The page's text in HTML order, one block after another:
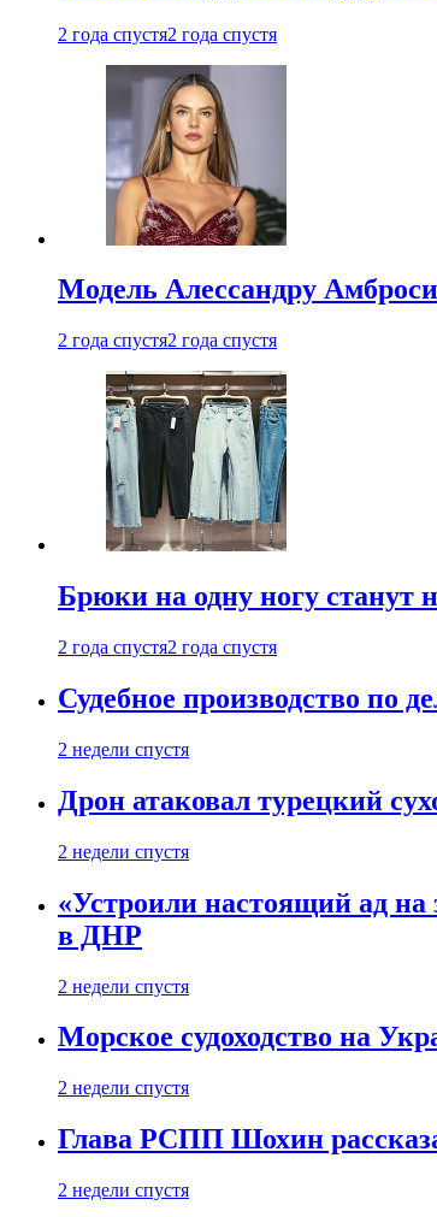
2 года спустя2 года спустя
Модель Алессандру
2 года спустя2 года спустя
Брюки на одну ногу станут
2 года спустя2 года спустя
Судебное производство по
2 недели спустя
Дрон атаковал турецкий
2 недели спустя
«Устроили настоящий ад на
в ДНР
2 недели спустя
Морское судоходство на
2 недели спустя
Глава РСПП Шохин
2 недели спустя